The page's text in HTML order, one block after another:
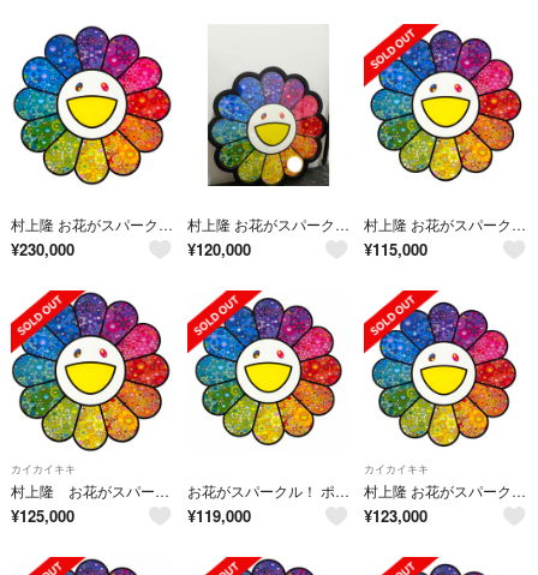
村上隆 お花がスパークル！ エディションプリント 直筆サイン 新品未開封
¥230,000
村上隆 お花がスパークル！ ED300 額装済 納品書付
¥120,000
村上隆 お花がスパークル！ エディションプリント 直筆サイン 新品未開封
¥115,000
カイカイキキ
村上隆 お花がスパークル！ エディションプリント ED300
¥125,000
お花がスパークル！ ポスター
¥119,000
カイカイキキ
村上隆 お花がスパークル！ エディションプリント 直筆サイン 新品未開封
¥123,000